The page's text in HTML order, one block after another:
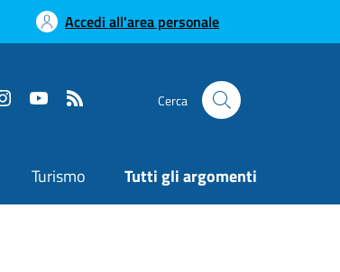
Accedi all'area personale
Cerca
Turismo Tutti gli argomenti